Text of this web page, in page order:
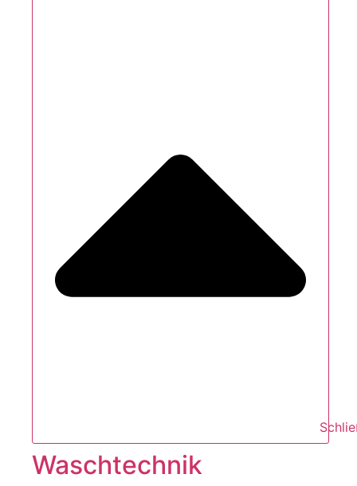
Waschtechnik